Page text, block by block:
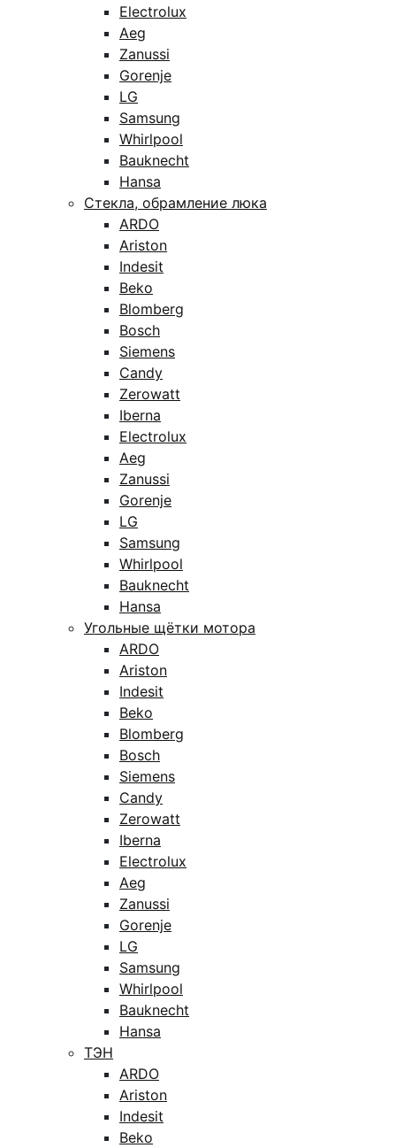
Electrolux
Aeg
Zanussi
Gorenje
LG
Samsung
Whirlpool
Bauknecht
Hansa
Стекла, обрамление люка
ARDO
Ariston
Indesit
Beko
Blomberg
Bosch
Siemens
Candy
Zerowatt
Iberna
Electrolux
Aeg
Zanussi
Gorenje
LG
Samsung
Whirlpool
Bauknecht
Hansa
Угольные щётки мотора
ARDO
Ariston
Indesit
Beko
Blomberg
Bosch
Siemens
Candy
Zerowatt
Iberna
Electrolux
Aeg
Zanussi
Gorenje
LG
Samsung
Whirlpool
Bauknecht
Hansa
ТЭН
ARDO
Ariston
Indesit
Beko